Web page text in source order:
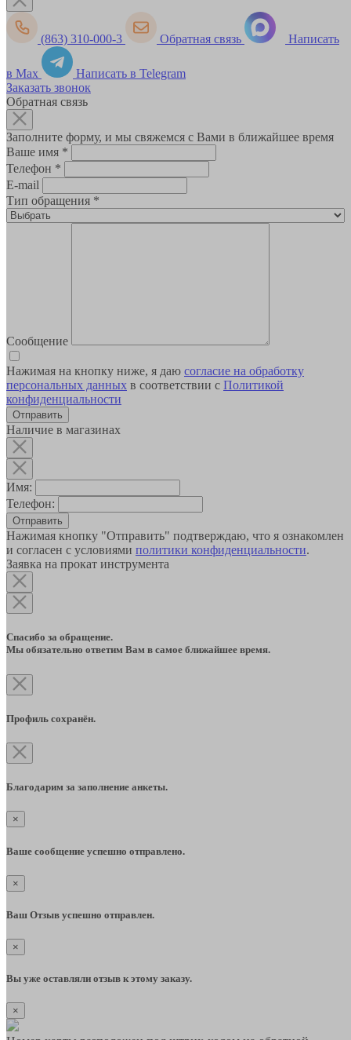
(863) 310-000-3 Обратная связь Написать
в Max
Написать в Telegram
Заказать звонок
Обратная связь
Заполните форму, и мы свяжемся с Вами в ближайшее время
Ваше имя *
Телефон *
E-mail
Тип обращения *
Сообщение
Нажимая на кнопку ниже, я даю согласие на обработку
персональных данных в соответствии с Политикой
конфиденциальности
Наличие в магазинах
Имя:
Телефон:
Отправить
Нажимая кнопку "Отправить" подтверждаю, что я ознакомлен
и согласен с условиями политики конфиденциальности.
Заявка на прокат инструмента
Спасибо за обращение.
Мы обязательно ответим Вам в самое ближайшее время.
Профиль сохранён.
Благодарим за заполнение анкеты.
×
Ваше сообщение успешно отправлено.
×
Ваш Отзыв успешно отправлен.
×
Вы уже оставляли отзыв к этому заказу.
×